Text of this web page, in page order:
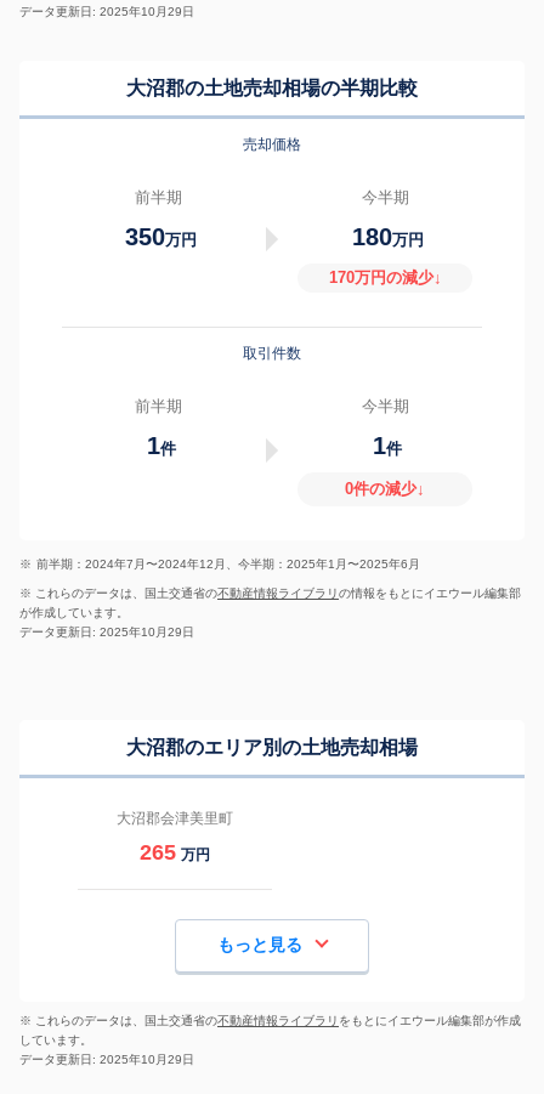
データ更新日: 2025年10月29日
大沼郡の土地売却相場の半期比較
売却価格
前半期
350万円
今半期
180万円
170万円の減少↓
取引件数
前半期
1件
今半期
1件
0件の減少↓
※ 前半期：2024年7月〜2024年12月、今半期：2025年1月〜2025年6月
※ これらのデータは、国土交通省の不動産情報ライブラリの情報をもとにイエウール編集部
が作成しています。
データ更新日: 2025年10月29日
大沼郡のエリア別の土地売却相場
大沼郡会津美里町
265 万円
もっと見る
※ これらのデータは、国土交通省の不動産情報ライブラリ をもとにイエウール編集部が作成
しています。
データ更新日: 2025年10月29日